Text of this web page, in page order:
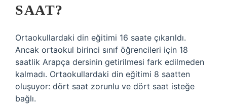
SAAT?
Ortaokullardaki din eğitimi 16 saate çıkarıldı.
Ancak ortaokul birinci sınıf öğrencileri için 18
saatlik Arapça dersinin getirilmesi fark edilmeden
kalmadı. Ortaokullardaki din eğitimi 8 saatten
oluşuyor: dört saat zorunlu ve dört saat isteğe
bağlı.